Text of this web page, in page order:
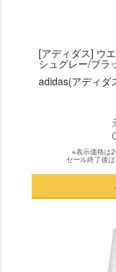
[アディダス] ウ
シュグレー/ブラ
adidas(アディダ
※表示価格は
セール終了後